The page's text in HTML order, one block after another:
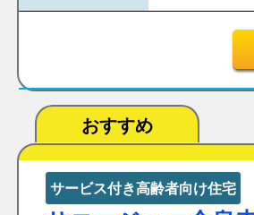
おすすめ
サービス付き高齢者向け住宅